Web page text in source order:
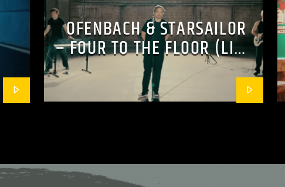
OFENBACH & STARSAILOR
– FOUR TO THE FLOOR (LIVE
SESSION)